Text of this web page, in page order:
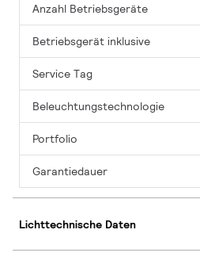
Anzahl Betriebsgeräte
Betriebsgerät inklusive
Service Tag
Beleuchtungstechnologie
Portfolio
Garantiedauer
Lichttechnische Daten